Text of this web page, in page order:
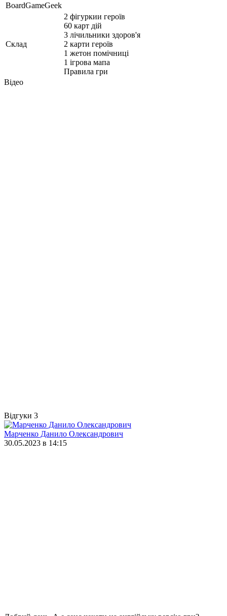
BoardGameGeek
Склад
2 фігуркии героїв
60 карт дій
3 лічильники здоров'я
2 карти героїв
1 жетон помічниці
1 ігрова мапа
Правила гри
Відео
Відгуки 3
Марченко Данило Олександрович
30.05.2023 в 14:15